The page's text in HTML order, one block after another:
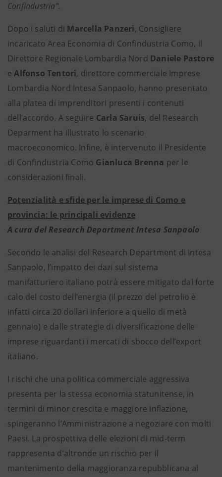
Confindustria”.
Dopo i saluti di Marcella Panzeri, Consigliere
incaricato Area Economia di Confindustria Como, il
Direttore Regionale Lombardia Nord Daniele Pastore
eAlfonso Tentori, direttore commerciale Imprese
Lombardia Nord Intesa Sanpaolo, hanno presentato
alla platea di imprenditori presenti i contenuti
dell’accordo. A seguire Carla Saruis, del Research
Deparment ha illustrato lo scenario
macroeconomico. Infine, è intervenuto il Presidente
di Confindustria Como Gianluca Brenna per le
considerazioni finali.
Potenzialità e sfide per le imprese di Como e
provincia: le principali evidenze
A cura del Research Department Intesa Sanpaolo
Secondo le analisi del Research Department di Intesa
Sanpaolo, l’impatto dei dazi sul sistema
manifatturiero italiano potrà essere mitigato dal forte
calo del costo dell’energia (il prezzo del petrolio è
infatti circa 20 dollari inferiore a quello di metà
gennaio) e dalle strategie di diversificazione delle
imprese riguardanti i mercati di sbocco dell’export
italiano.
I rischi che una politica commerciale aggressiva
presenta per la stessa economia statunitense, in
termini di minor crescita e maggiore inflazione,
spingeranno l’Amministrazione a negoziare con molti
Paesi. La prospettiva delle elezioni di mid-term
rappresenta d’altronde un rischio per il
mantenimento della maggioranza repubblicana al